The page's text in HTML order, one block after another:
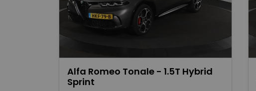
Alfa Romeo Tonale - 1.5T Hybrid
Sprint